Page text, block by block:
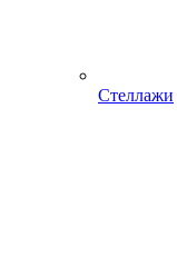
Стеллажи